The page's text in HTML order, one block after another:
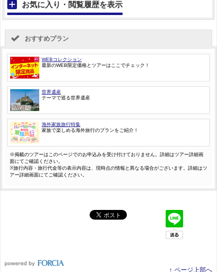
お気に入り・閲覧履歴を表示
おすすめプラン
WEBコレクション
最新のWEB限定価格とツアーはここでチェック！
世界遺産
テーマで巡る世界遺産
海外家族旅行特集
家族で楽しめる海外旅行のプランをご紹介！
※掲載のツアーはこのページでのお申込みを受け付けておりません。詳細はツアー詳細画
面にてご確認ください。
※旅行内容・旅行代金等の表示内容は、現時点の情報と異なる場合がございます。詳細はツ
アー詳細画面にてご確認ください。
↑ ページ上部へ